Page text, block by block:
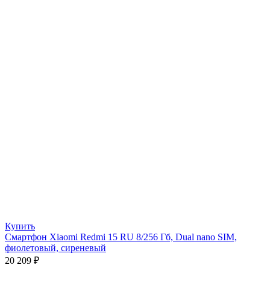
Купить
Смартфон Xiaomi Redmi 15 RU 8/256 Гб, Dual nano SIM,
фиолетовый, сиреневый
20 209 ₽